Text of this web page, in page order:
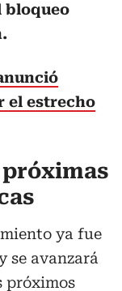
bloqueo
el estrecho
ya fue
se avanzará
próximos